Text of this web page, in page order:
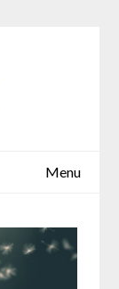
Menu